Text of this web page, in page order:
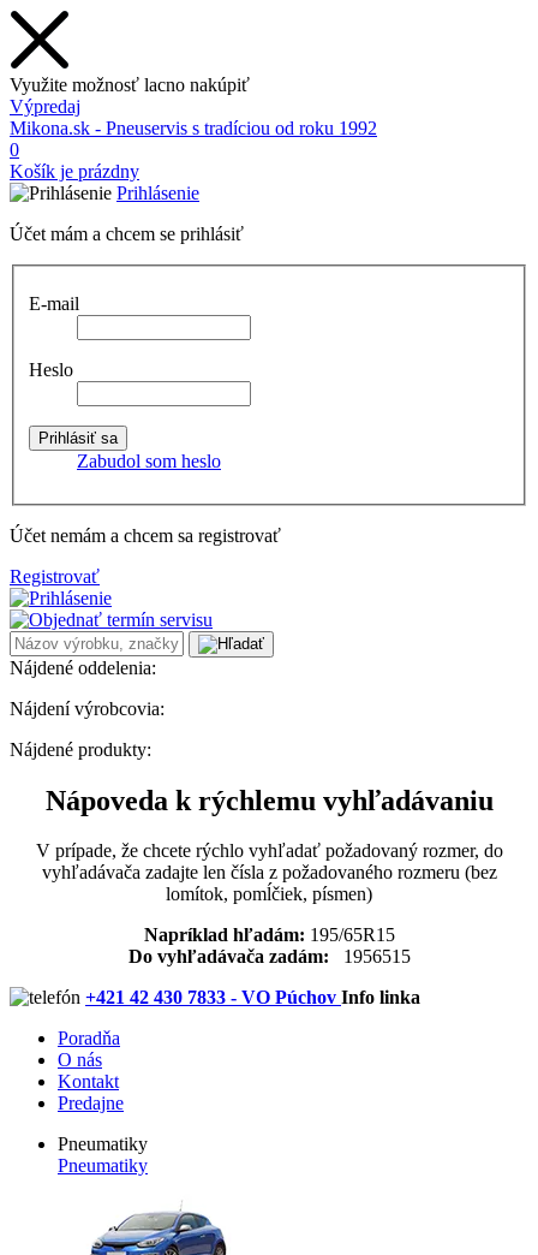
Využite možnosť lacno nakúpiť
Výpredaj
Mikona.sk - Pneuservis s tradíciou od roku 1992
0
Košík je prázdny
Prihlásenie
Účet mám a chcem se prihlásiť
E-mail
Heslo
Zabudol som heslo
Účet nemám a chcem sa registrovať
Registrovať
Nájdené oddelenia:
Nájdení výrobcovia:
Nájdené produkty:
Nápoveda k rýchlemu vyhľadávaniu
V prípade, že chcete rýchlo vyhľadať požadovaný rozmer, do
vyhľadávača zadajte len čísla z požadovaného rozmeru (bez
lomítok, pomĺčiek, písmen)
Napríklad hľadám: 195/65R15
Do vyhľadávača zadám: 1956515
+421 42 430 7833 - VO Púchov Info linka
Poradňa
O nás
Kontakt
Predajne
Pneumatiky
Pneumatiky